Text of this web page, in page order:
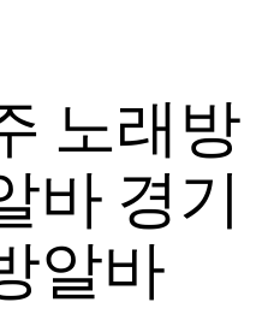
노래방
바 경기
알바